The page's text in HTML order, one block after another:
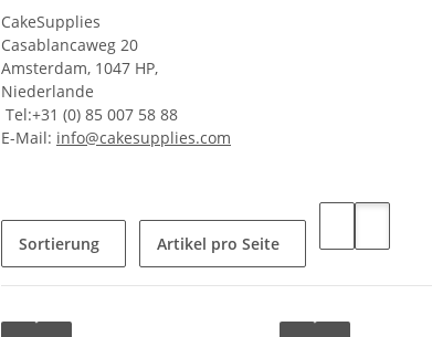
CakeSupplies
Casablancaweg 20
Amsterdam, 1047 HP,
Niederlande
Tel:+31 (0) 85 007 58 88
E-Mail: info@cakesupplies.com
Sortierung Artikel pro Seite